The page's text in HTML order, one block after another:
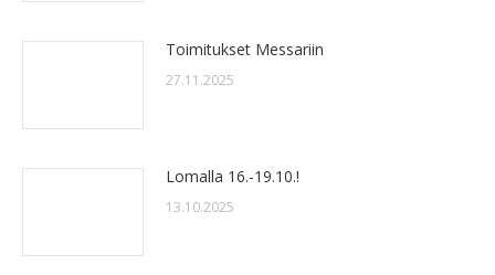
Toimitukset Messariin
27.11.2025
Lomalla 16.-19.10.!
13.10.2025